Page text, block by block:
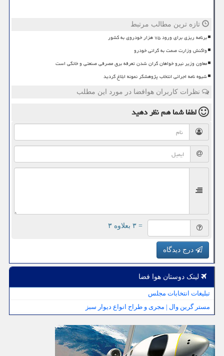
تازه ترین مطالب مرتبط
برنامه ریزی برای ورود ۷۵ هزار خودروی به کشور
واکنش وزارت صمت به گرانی خودرو
معاون وزیر نیرو خواهان گران شدن تعرفه برق مصرفی صنعتی و خانگی است
شیوه نامه اجرائی انتخاب پژوهشگر نمونه ابلاغ گردید
نظرات کاربران هوافضا در مورد این مطلب
لطفا شما همنظر دهید
= ۳ بعلاوه ۳
درج دیدگاه
لینک دوستان هوا فضا
تبلیغات انتخابات مجلس
مستر گرین وال | مجری و طراح انواع دیوار سبز